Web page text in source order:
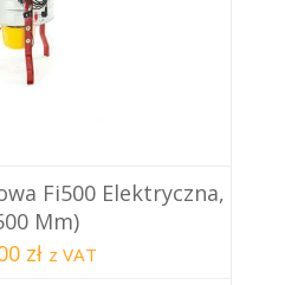
Fi500 Elektryczna,
Mm)
zł z VAT